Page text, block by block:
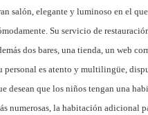
salón, elegante y luminoso en el
Su servicio de
dos bares, una tienda, un web
personal es atento y multilingüe,
desean que los niños tengan una
numerosas, la habitación adicional